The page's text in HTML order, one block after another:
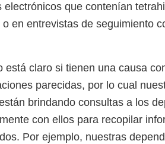
que contenían
en entrevistas de seguimiento
claro si tienen una causa
parecidas, por lo cual
brindando consultas a los
con ellos para recopilar
Por ejemplo, nuestras